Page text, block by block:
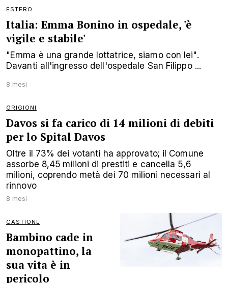
ESTERO
Italia: Emma Bonino in ospedale, 'è
vigile e stabile'
"Emma è una grande lottatrice, siamo con lei".
Davanti all'ingresso dell'ospedale San Filippo ...
8 mesi
GRIGIONI
Davos si fa carico di 14 milioni di debiti
per lo Spital Davos
Oltre il 73% dei votanti ha approvato; il Comune
assorbe 8,45 milioni di prestiti e cancella 5,6
milioni, coprendo metà dei 70 milioni necessari al
rinnovo
8 mesi
CASTIONE
Bambino cade in
monopattino, la
sua vita è in
pericolo